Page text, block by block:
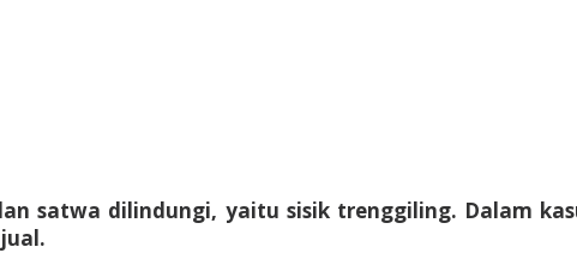
satwa dilindungi, yaitu sisik trenggiling. Dalam